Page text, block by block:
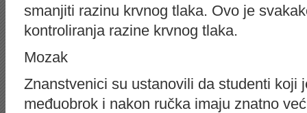
smanjiti razinu krvnog tlaka. Ovo je
kontroliranja razine krvnog tlaka.
Mozak
Znanstvenici su ustanovili da studenti koji
međuobrok i nakon ručka imaju znatno